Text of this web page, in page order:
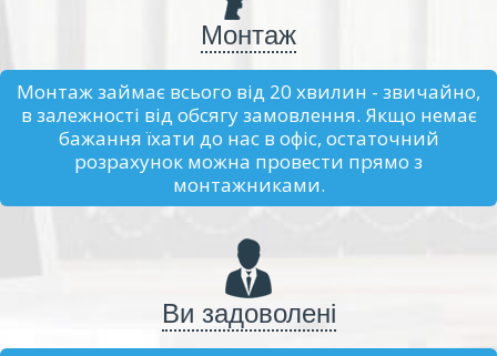
Монтаж
Монтаж займає всього від 20 хвилин - звичайно,
в залежності від обсягу замовлення. Якщо немає
бажання їхати до нас в офіс, остаточний
розрахунок можна провести прямо з
монтажниками.
Ви задоволені